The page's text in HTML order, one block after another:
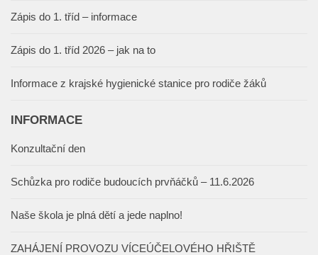
Zápis do 1. tříd – informace
Zápis do 1. tříd 2026 – jak na to
Informace z krajské hygienické stanice pro rodiče žáků
INFORMACE
Konzultační den
Schůzka pro rodiče budoucích prvňáčků – 11.6.2026
Naše škola je plná dětí a jede naplno!
ZAHÁJENÍ PROVOZU VÍCEÚČELOVÉHO HŘIŠTĚ